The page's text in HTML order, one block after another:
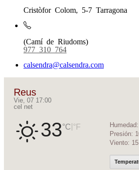
Cristòfor Colom, 5-7 Tarragona
(Camí de Riudoms)
977 310 764
calsendra@calsendra.com
Reus
Vie, 07 17:00
cel net
33°C °F Humedad:
Presión:
Viento: